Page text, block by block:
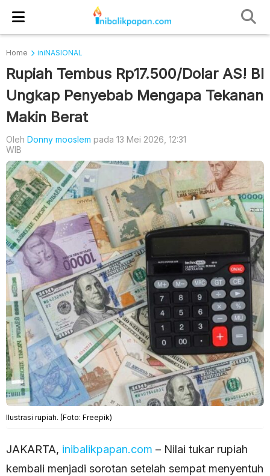
Home iniNASIONAL
Rupiah Tembus Rp17.500/Dolar AS! BI
Ungkap Penyebab Mengapa Tekanan
Makin Berat
Oleh Donny mooslem pada 13 Mei 2026, 12:31
WIB
Ilustrasi rupiah. (Foto: Freepik)
JAKARTA, inibalikpapan.com – Nilai tukar rupiah
kembali menjadi sorotan setelah sempat menyentuh